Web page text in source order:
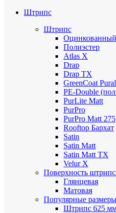
Штрипс
Штрипс
Оцинкованный
Полиэстер
Atlas X
Drap
Drap TX
GreenCoat
PE-Double
PurLite Мatt
PurPro
PurPro Matt 275
Rooftop Бархат
Satin
Satin Мatt
Satin Matt TX
Velur X
Поверхность
Глянцевая
Матовая
Популярные
Штрипс 625